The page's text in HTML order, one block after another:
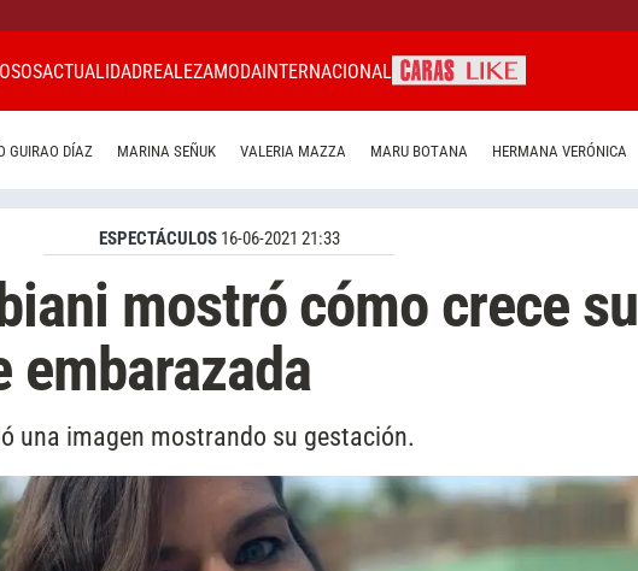
ACTUALIDADREALEZAMODAINTERNACIONAL
GUIRAO DÍAZ MARINA SEÑUK VALERIA MAZZA MARU BOTANA HERMANA VERÓNICA
ESPECTÁCULOS 16-06-2021 21:33
mostró cómo crece su
embarazada
una imagen mostrando su gestación.